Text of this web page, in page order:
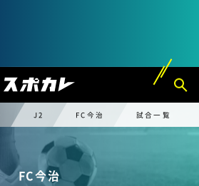
J2 FC今治 試合一覧
FC今治